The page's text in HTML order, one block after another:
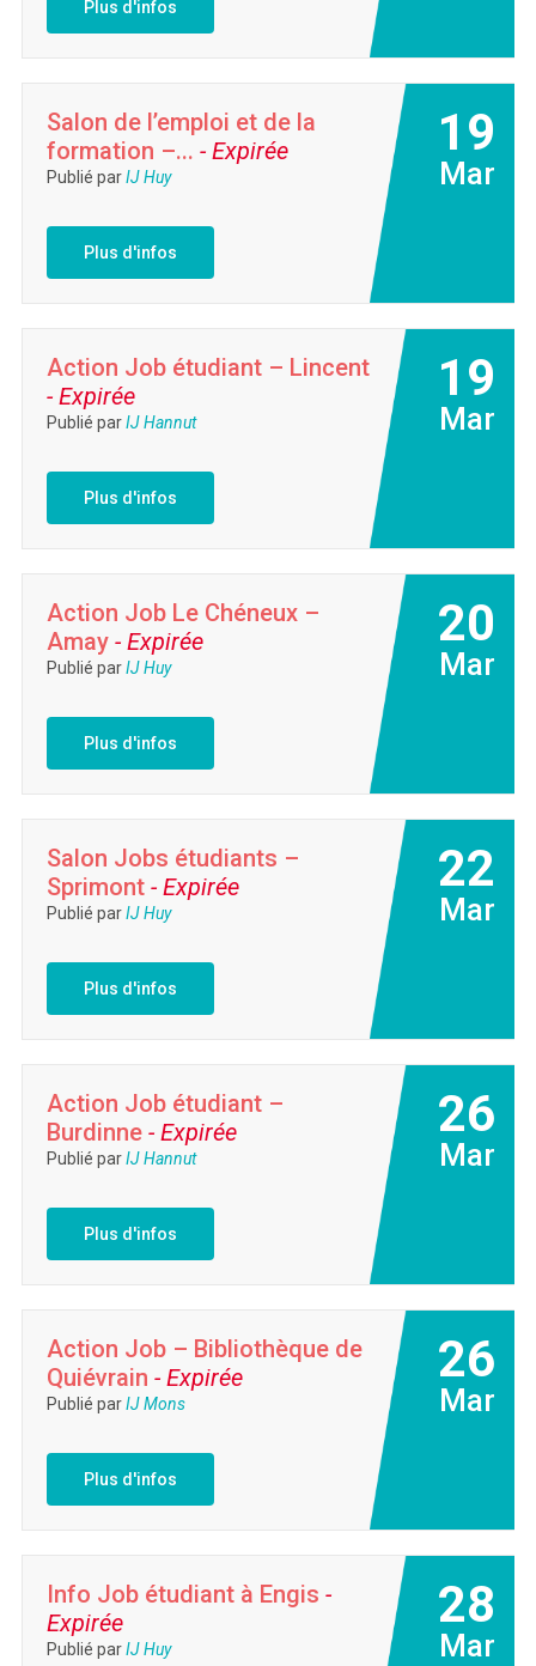
Plus d'infos
Salon de l’emploi et de la
formation –... - Expirée
Publié par IJ Huy
Plus d'infos
19
Mar
Action Job étudiant – Lincent
- Expirée
Publié par IJ Hannut
Plus d'infos
19
Mar
Action Job Le Chéneux –
Amay - Expirée
Publié par IJ Huy
Plus d'infos
20
Mar
Salon Jobs étudiants –
Sprimont - Expirée
Publié par IJ Huy
Plus d'infos
22
Mar
Action Job étudiant –
Burdinne - Expirée
Publié par IJ Hannut
Plus d'infos
26
Mar
Action Job – Bibliothèque de
Quiévrain - Expirée
Publié par IJ Mons
Plus d'infos
26
Mar
Info Job étudiant à Engis -
Expirée
Publié par IJ Huy
28
Mar